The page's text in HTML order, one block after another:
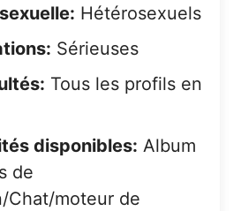
Hétérosexuels
Sérieuses
Tous les profils en
disponibles: Album
de
Chat/moteur de